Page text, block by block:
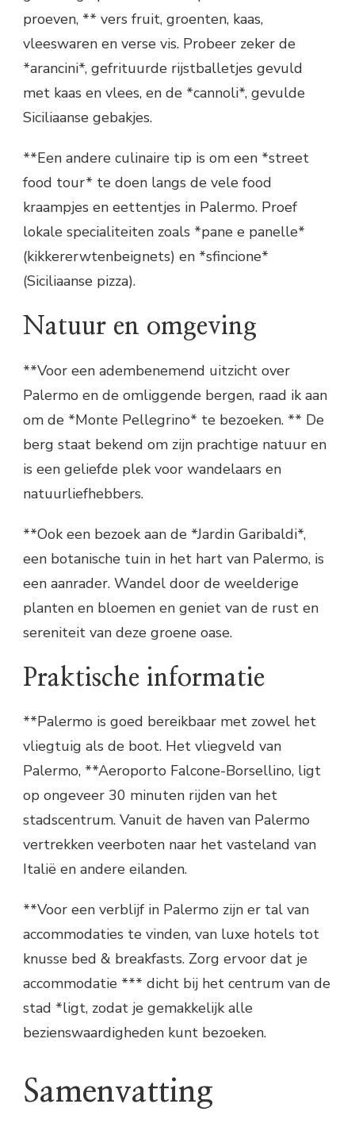
proeven, ** vers fruit, groenten, kaas,
vleeswaren en verse vis. Probeer zeker de
*arancini*, gefrituurde rijstballetjes gevuld
met kaas en vlees, en de *cannoli*, gevulde
Siciliaanse gebakjes.
**Een andere culinaire tip is om een *street
food tour* te doen langs de vele food
kraampjes en eettentjes in Palermo. Proef
lokale specialiteiten zoals *pane e panelle*
(kikkererwtenbeignets) en *sfincione*
(Siciliaanse pizza).
Natuur en omgeving
**Voor een adembenemend uitzicht over
Palermo en de omliggende bergen, raad ik aan
om de *Monte Pellegrino* te bezoeken. ** De
berg staat bekend om zijn prachtige natuur en
is een geliefde plek voor wandelaars en
natuurliefhebbers.
**Ook een bezoek aan de *Jardin Garibaldi*,
een botanische tuin in het hart van Palermo, is
een aanrader. Wandel door de weelderige
planten en bloemen en geniet van de rust en
sereniteit van deze groene oase.
Praktische informatie
**Palermo is goed bereikbaar met zowel het
vliegtuig als de boot. Het vliegveld van
Palermo, **Aeroporto Falcone-Borsellino, ligt
op ongeveer 30 minuten rijden van het
stadscentrum. Vanuit de haven van Palermo
vertrekken veerboten naar het vasteland van
Italië en andere eilanden.
**Voor een verblijf in Palermo zijn er tal van
accommodaties te vinden, van luxe hotels tot
knusse bed & breakfasts. Zorg ervoor dat je
accommodatie *** dicht bij het centrum van de
stad *ligt, zodat je gemakkelijk alle
bezienswaardigheden kunt bezoeken.
Samenvatting